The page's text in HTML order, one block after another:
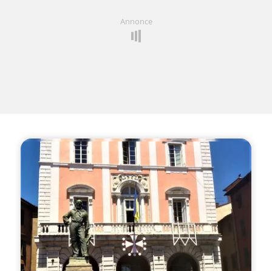
Annonce